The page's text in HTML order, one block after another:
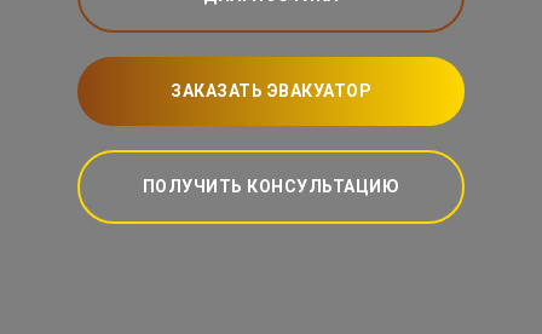
ЗАКАЗАТЬ ЭВАКУАТОР
ПОЛУЧИТЬ КОНСУЛЬТАЦИЮ